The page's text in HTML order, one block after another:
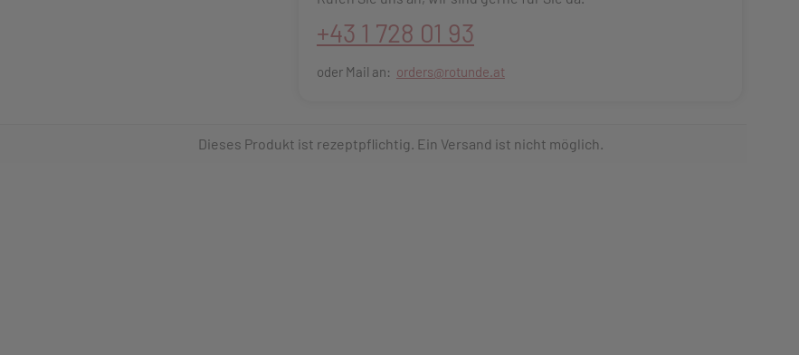
+43 1 728 01 93
oder Mail an: orders@rotunde.at
Dieses Produkt ist rezeptpflichtig. Ein Versand ist nicht möglich.